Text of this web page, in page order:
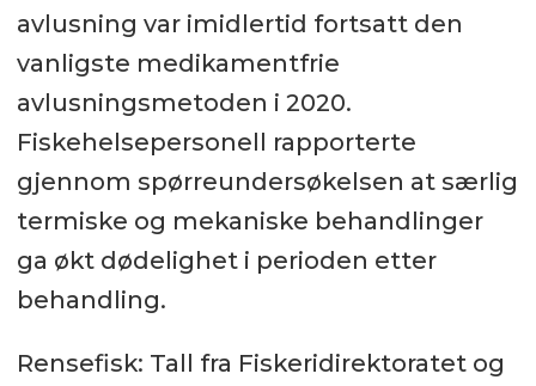
avlusning var imidlertid fortsatt den
vanligste medikamentfrie
avlusningsmetoden i 2020.
Fiskehelsepersonell rapporterte
gjennom spørreundersøkelsen at særlig
termiske og mekaniske behandlinger
ga økt dødelighet i perioden etter
behandling.
Rensefisk: Tall fra Fiskeridirektoratet og